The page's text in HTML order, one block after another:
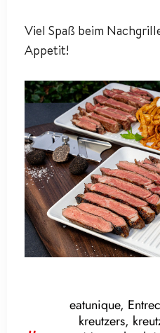
Viel Spaß beim
Appetit!
eatunique,
kreutzers,